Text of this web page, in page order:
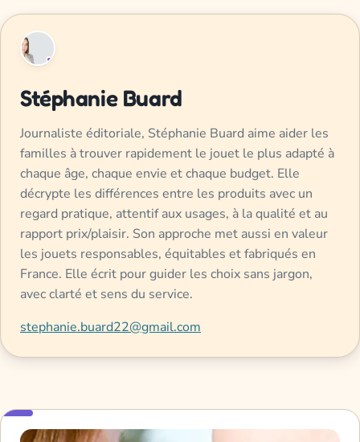
Stéphanie Buard
Journaliste éditoriale, Stéphanie Buard aime aider les
familles à trouver rapidement le jouet le plus adapté à
chaque âge, chaque envie et chaque budget. Elle
décrypte les différences entre les produits avec un
regard pratique, attentif aux usages, à la qualité et au
rapport prix/plaisir. Son approche met aussi en valeur
les jouets responsables, équitables et fabriqués en
France. Elle écrit pour guider les choix sans jargon,
avec clarté et sens du service.
stephanie.buard22@gmail.com